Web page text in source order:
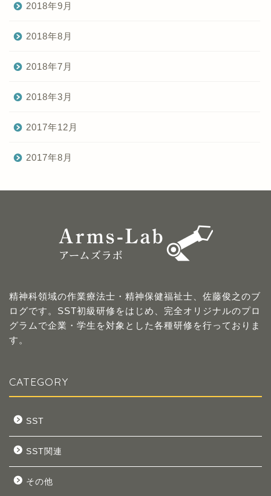
2018年9月
2018年8月
2018年7月
2018年3月
2017年12月
2017年8月
精神科領域の作業療法士・精神保健福祉士、佐藤俊之のブ
ログです。SST初級研修をはじめ、完全オリジナルのプロ
グラムで企業・学生を対象とした各種研修を行っておりま
す。
CATEGORY
SST
SST関連
その他